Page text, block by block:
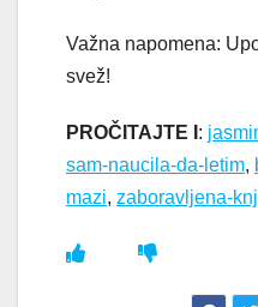
Važna napomena:
svež!
PROČITAJTE I :
sam-naucila-da-letim,
mazi, zaboravljena-